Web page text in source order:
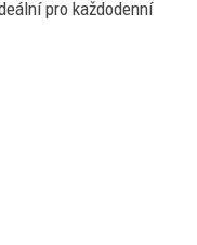
pro každodenní